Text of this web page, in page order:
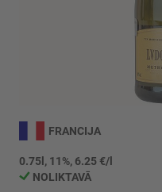
galerijas
sākumu
FRANCIJA
0.75l, 11%, 6.25 €/l
NOLIKTAVĀ